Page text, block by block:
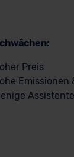
Preis
Emissionen